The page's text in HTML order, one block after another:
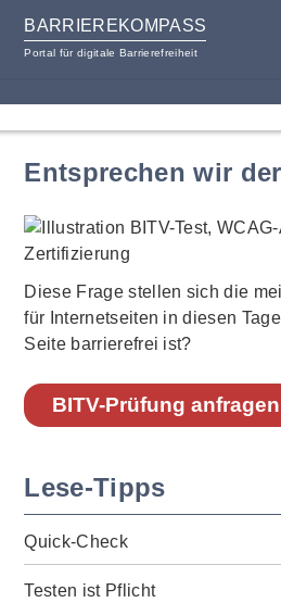
BARRIEREKOMPASS
Portal für digitale Barrierefreiheit
Entsprechen wir
Diese Frage stellen sich die
für Internetseiten in diesen
Seite barrierefrei ist?
BITV-Prüfung anfragen
Lese-Tipps
Quick-Check
Testen ist Pflicht